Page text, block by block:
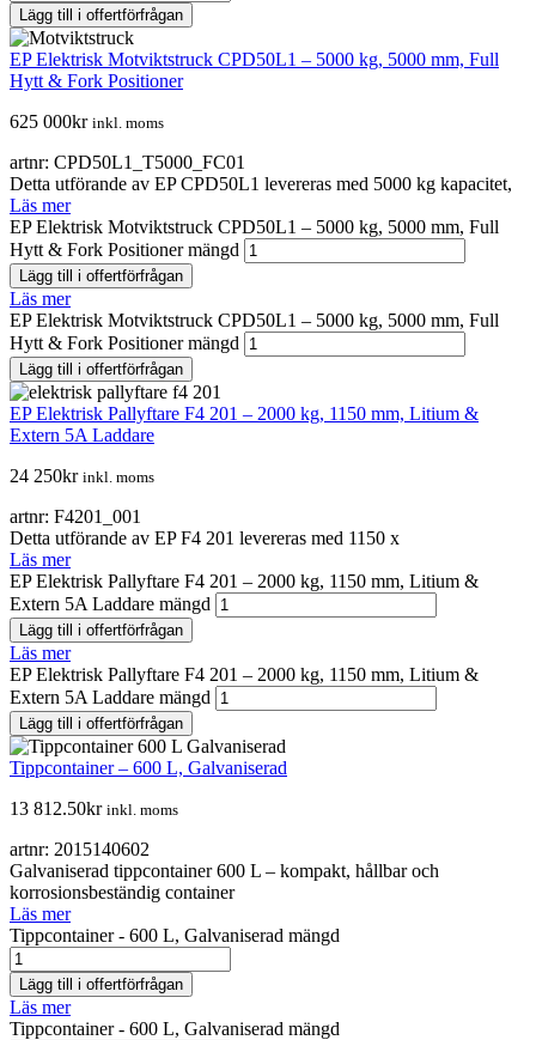
Lägg till i offertförfrågan
EP Elektrisk Motviktstruck CPD50L1 – 5000 kg, 5000 mm, Full
Hytt & Fork Positioner
625 000kr inkl. moms
artnr: CPD50L1_T5000_FC01
Detta utförande av EP CPD50L1 levereras med 5000 kg kapacitet,
Läs mer
EP Elektrisk Motviktstruck CPD50L1 – 5000 kg, 5000 mm, Full
Hytt & Fork Positioner mängd
Lägg till i offertförfrågan
Läs mer
EP Elektrisk Motviktstruck CPD50L1 – 5000 kg, 5000 mm, Full
Hytt & Fork Positioner mängd
Lägg till i offertförfrågan
EP Elektrisk Pallyftare F4 201 – 2000 kg, 1150 mm, Litium &
Extern 5A Laddare
24 250kr inkl. moms
artnr: F4201_001
Detta utförande av EP F4 201 levereras med 1150 x
Läs mer
EP Elektrisk Pallyftare F4 201 – 2000 kg, 1150 mm, Litium &
Extern 5A Laddare mängd
Lägg till i offertförfrågan
Läs mer
EP Elektrisk Pallyftare F4 201 – 2000 kg, 1150 mm, Litium &
Extern 5A Laddare mängd
Lägg till i offertförfrågan
Tippcontainer – 600 L, Galvaniserad
13 812.50kr inkl. moms
artnr: 2015140602
Galvaniserad tippcontainer 600 L – kompakt, hållbar och
korrosionsbeständig container
Läs mer
Tippcontainer - 600 L, Galvaniserad mängd
Lägg till i offertförfrågan
Läs mer
Tippcontainer - 600 L, Galvaniserad mängd